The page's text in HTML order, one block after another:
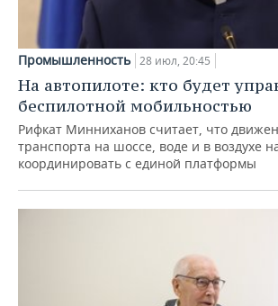
Промышленность 28 июл, 20:45
На автопилоте: кто будет
беспилотной мобильностью
Рифкат Минниханов считает, что
транспорта на шоссе, воде и в воздухе
координировать с единой платформы